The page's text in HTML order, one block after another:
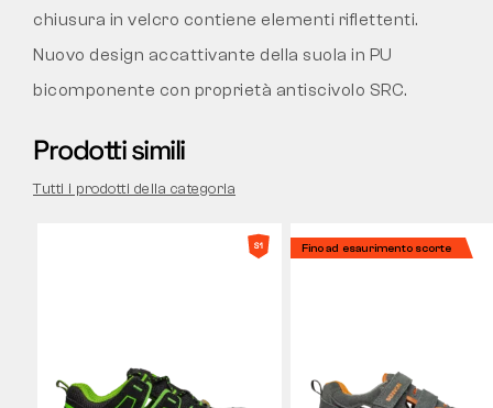
chiusura in velcro contiene elementi riflettenti.
Nuovo design accattivante della suola in PU
bicomponente con proprietà antiscivolo SRC.
Prodotti simili
Tutti i prodotti della categoria
Fino ad esaurimento scorte